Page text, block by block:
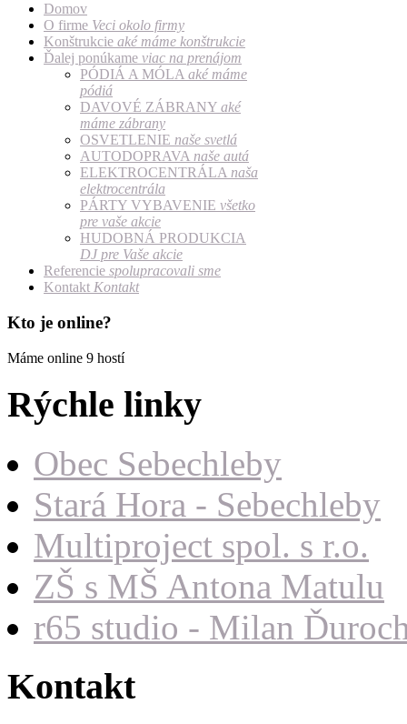
Domov
O firme Veci okolo firmy
Konštrukcie aké máme konštrukcie
Ďalej ponúkame viac na prenájom
PÓDIÁ A MÓLA aké máme
pódiá
DAVOVÉ ZÁBRANY aké
máme zábrany
OSVETLENIE naše svetlá
AUTODOPRAVA naše autá
ELEKTROCENTRÁLA naša
elektrocentrála
PÁRTY VYBAVENIE všetko
pre vaše akcie
HUDOBNÁ PRODUKCIA
DJ pre Vaše akcie
Referencie spolupracovali sme
Kontakt Kontakt
Kto je online?
Máme online 9 hostí
Rýchle linky
Obec Sebechleby
Stará Hora - Sebechleby
Multiproject spol. s r.o.
ZŠ s MŠ Antona Matulu
r65 studio - Milan
Kontakt